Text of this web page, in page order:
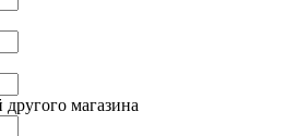
магазина